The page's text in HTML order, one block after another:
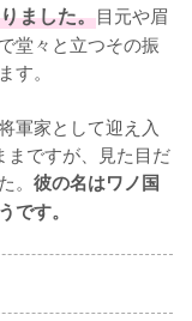
ました。目元や眉
堂々と立つその振
。
軍家として迎え入
まですが、見た目だ
彼の名はワノ国
です。